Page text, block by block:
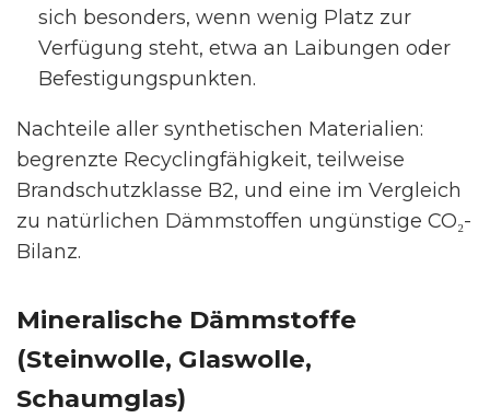
sich besonders, wenn wenig Platz zur
Verfügung steht, etwa an Laibungen oder
Befestigungspunkten.
Nachteile aller synthetischen Materialien:
begrenzte Recyclingfähigkeit, teilweise
Brandschutzklasse B2, und eine im Vergleich
zu natürlichen Dämmstoffen ungünstige CO₂-
Bilanz.
Mineralische Dämmstoffe
(Steinwolle, Glaswolle,
Schaumglas)